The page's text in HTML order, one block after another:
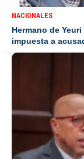
NACIONALES
Hermano de
impuesta a